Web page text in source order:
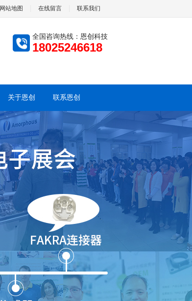
网站地图 在线留言 联系我们
全国咨询热线：恩创科技
18025246618
关于恩创 联系恩创